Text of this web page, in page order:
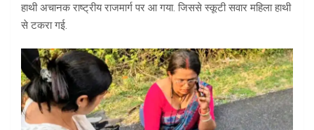
हाथी अचानक राष्ट्रीय राजमार्ग पर आ गया. जिससे स्कूटी सवार महिला हाथी
से टकरा गई.